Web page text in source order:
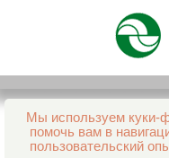
Мы используем куки-
помочь вам в
пользовательский
Все права защищены и охраняются
© 2013–2026 Интернет-аптека